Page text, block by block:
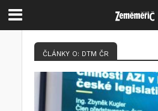
ČLÁNKY O: DTM ČR